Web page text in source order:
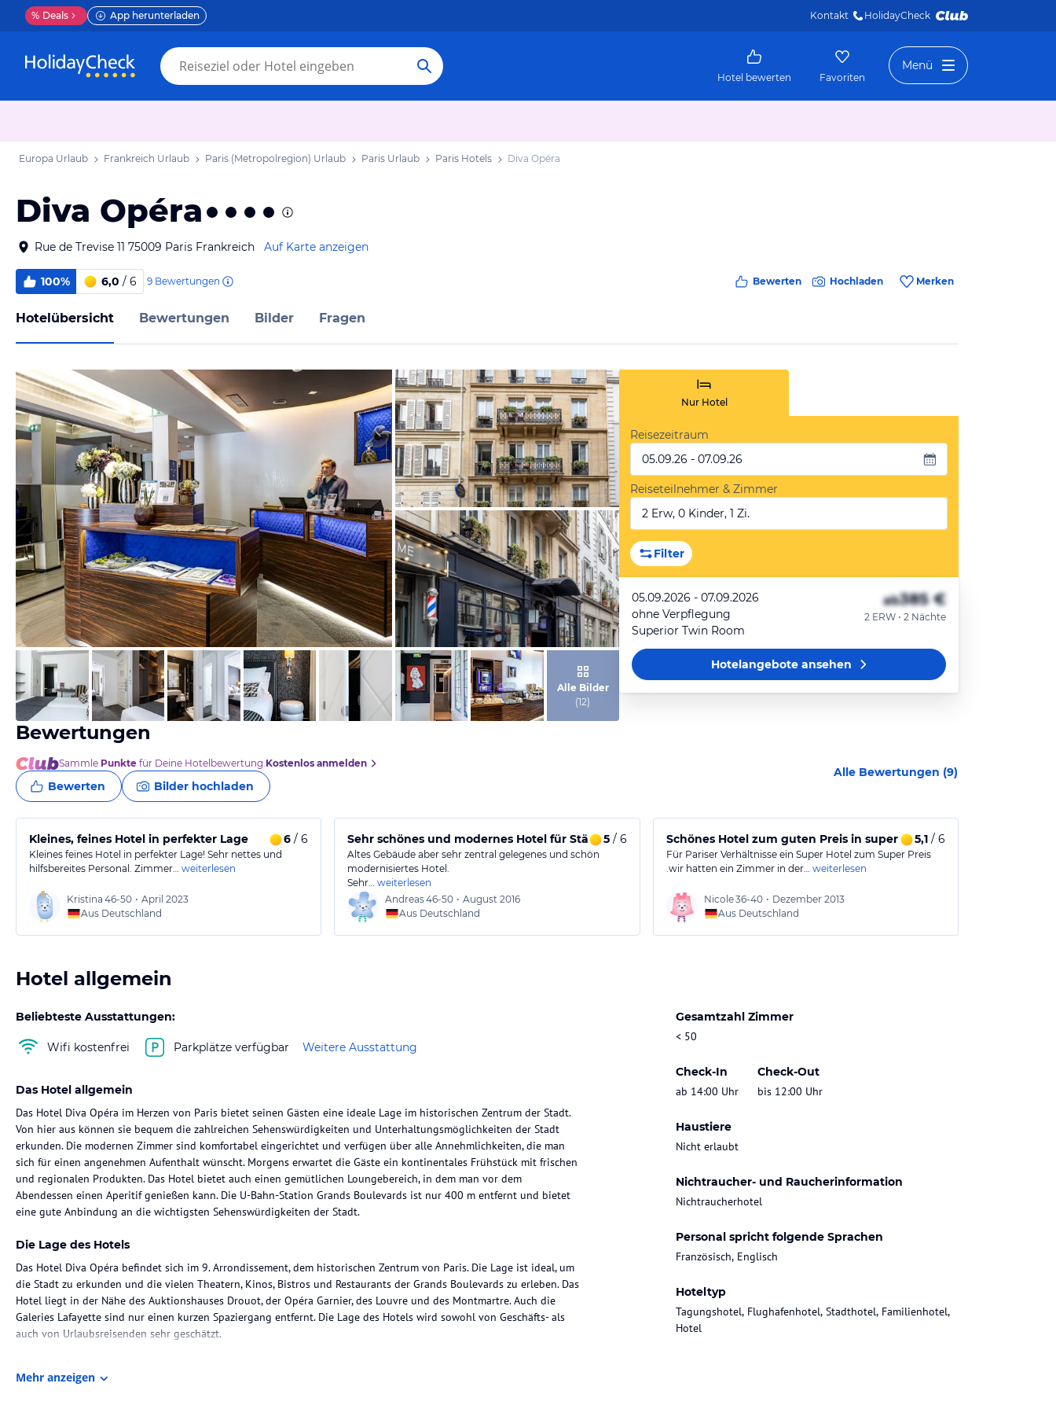
% Deals App herunterladen Kontakt HolidayCheck
Hotel bewerten Favoriten
Menü
Europa Urlaub Frankreich Urlaub Paris (Metropolregion) Urlaub Paris Urlaub Paris Hotels Diva Opéra
Diva Opéra
Rue de Trevise 11 75009 Paris Frankreich Auf Karte anzeigen
100% 6,0 / 6 9 Bewertungen Bewerten Hochladen Merken
Hotelübersicht Bewertungen Bilder Fragen
von Expedia
von Expedia
von Expedia
Alle Bilder
(12)
Nur Hotel
Reisezeitraum
05.09.26 - 07.09.26
Reiseteilnehmer & Zimmer
2 Erw, 0 Kinder, 1 Zi.
Filter
05.09.2026 - 07.09.2026
ohne Verpflegung
Superior Twin Room
ab385 €
2 ERW • 2 Nächte
Hotelangeboteansehen
Bewertungen
Sammle Punkte für Deine Hotelbewertung.Kostenlos anmelden
Bewerten Bilder hochladen
Alle Bewertungen (9)
Kleines, feines Hotel in perfekter Lage 6 / 6
Kleines feines Hotel in perfekter Lage! Sehr nettes und
hilfsbereites Personal. Zimmer… weiterlesen
Kristina 46-50 • April 2023
Aus Deutschland
Sehr schönes und modernes Hotel für Städtetour
5/ 6
Altes Gebäude aber sehr zentral gelegenes und schön
modernisiertes Hotel.
Sehr… weiterlesen
Andreas46-50 • August 2016
Aus Deutschland
Schönes Hotel zum guten Preis in super Lage
5,1/ 6
Für Pariser Verhältnisse ein Super Hotel zum Super Preis
.wir hatten ein Zimmer in der… weiterlesen
Nicole36-40 • Dezember 2013
Aus Deutschland
Hotel allgemein
Beliebteste Ausstattungen:
Wifi kostenfrei Parkplätze verfügbar Weitere Ausstattung
Gesamtzahl Zimmer
< 50
Check-In
ab 14:00 Uhr
Check-Out
bis 12:00 Uhr
Haustiere
Nicht erlaubt
Nichtraucher- und Raucherinformation
Nichtraucherhotel
Personal spricht folgende Sprachen
Französisch, Englisch
Hoteltyp
Tagungshotel, Flughafenhotel, Stadthotel, Familienhotel,
Hotel
Das Hotel allgemein
Das Hotel Diva Opéra im Herzen von Paris bietet seinen Gästen eine ideale Lage im historischen Zentrum der Stadt.
Von hier aus können sie bequem die zahlreichen Sehenswürdigkeiten und Unterhaltungsmöglichkeiten der Stadt
erkunden. Die modernen Zimmer sind komfortabel eingerichtet und verfügen über alle Annehmlichkeiten, die man
sich für einen angenehmen Aufenthalt wünscht. Morgens erwartet die Gäste ein kontinentales Frühstück mit frischen
und regionalen Produkten. Das Hotel bietet auch einen gemütlichen Loungebereich, in dem man vor dem
Abendessen einen Aperitif genießen kann. Die U-Bahn-Station Grands Boulevards ist nur 400 m entfernt und bietet
eine gute Anbindung an die wichtigsten Sehenswürdigkeiten der Stadt.
Die Lage des Hotels
Das Hotel Diva Opéra befindet sich im 9. Arrondissement, dem historischen Zentrum von Paris. Die Lage ist ideal, um
die Stadt zu erkunden und die vielen Theatern, Kinos, Bistros und Restaurants der Grands Boulevards zu erleben. Das
Hotel liegt in der Nähe des Auktionshauses Drouot, der Opéra Garnier, des Louvre und des Montmartre. Auch die
Galeries Lafayette sind nur einen kurzen Spaziergang entfernt. Die Lage des Hotels wird sowohl von Geschäfts- als
auch von Urlaubsreisenden sehr geschätzt.
Mehr anzeigen